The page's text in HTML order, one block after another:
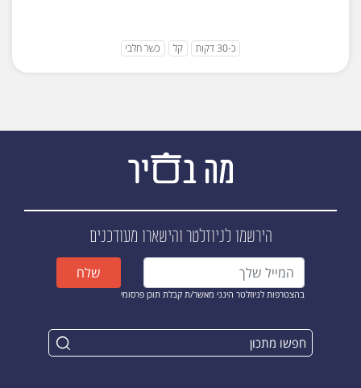
כ-30 דקות קל כשר חלבי
הירשמו לניוזלטרוהישארו מעודכנים
בהצטרפות לניוזלטר הינני מאשר/ת קבלת תוכן פרסומי
שלח